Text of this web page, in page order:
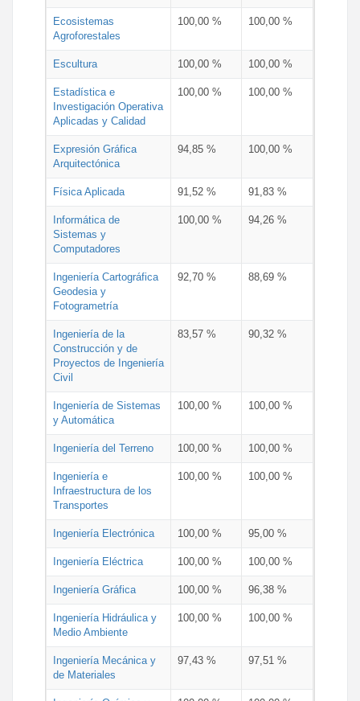
Ecosistemas
Agroforestales
100,00 % 100,00 %
Escultura 100,00 % 100,00 %
Estadística e
Investigación Operativa
Aplicadas y Calidad
100,00 % 100,00 %
Expresión Gráfica
Arquitectónica
94,85 % 100,00 %
Física Aplicada 91,52 % 91,83 %
Informática de
Sistemas y
Computadores
100,00 % 94,26 %
Ingeniería Cartográfica
Geodesia y
Fotogrametría
92,70 % 88,69 %
Ingeniería de la
Construcción y de
Proyectos de Ingeniería
Civil
83,57 % 90,32 %
Ingeniería de Sistemas
y Automática
100,00 % 100,00 %
Ingeniería del Terreno 100,00 % 100,00 %
Ingeniería e
Infraestructura de los
Transportes
100,00 % 100,00 %
Ingeniería Electrónica 100,00 % 95,00 %
Ingeniería Eléctrica 100,00 % 100,00 %
Ingeniería Gráfica 100,00 % 96,38 %
Ingeniería Hidráulica y
Medio Ambiente
100,00 % 100,00 %
Ingeniería Mecánica y
de Materiales
97,43 % 97,51 %